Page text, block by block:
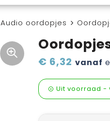
Audio oordopjes
€ 6,32 vanaf
Uit voorraad -